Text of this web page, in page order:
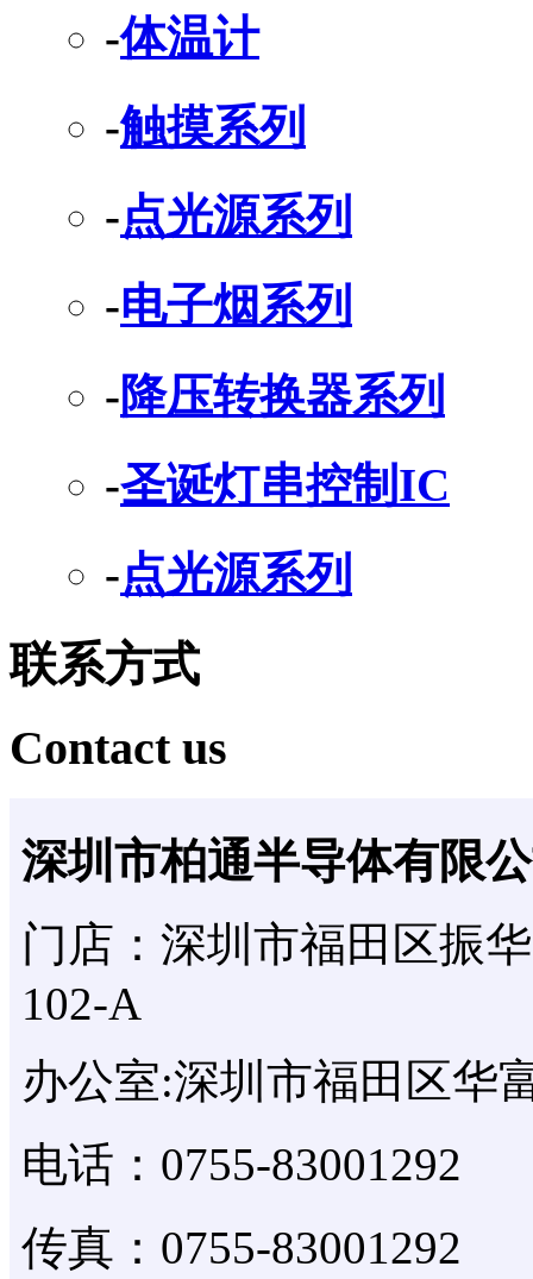
-体温计
-触摸系列
-点光源系列
-电子烟系列
-降压转换器系列
-圣诞灯串控制IC
-点光源系列
联系方式
Contact us
深圳市柏通半导体有限
门店：深圳市福田区振
102-A
办公室:深圳市福田区华
电话：0755-83001292
传真：0755-83001292